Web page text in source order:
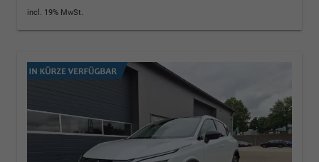
incl. 19% MwSt.